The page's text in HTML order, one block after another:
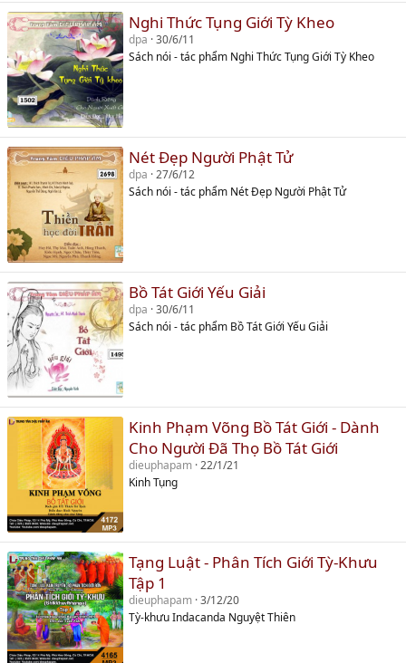
Nghi Thức Tụng Giới Tỳ Kheo
dpa 30/6/11
Sách nói - tác phẩm Nghi Thức Tụng Giới Tỳ Kheo
Nét Đẹp Người Phật Tử
dpa 27/6/12
Sách nói - tác phẩm Nét Đẹp Người Phật Tử
Bồ Tát Giới Yếu Giải
dpa 30/6/11
Sách nói - tác phẩm Bồ Tát Giới Yếu Giải
Kinh Phạm Võng Bồ Tát Giới - Dành
Cho Người Đã Thọ Bồ Tát Giới
dieuphapam 22/1/21
Kinh Tụng
Tạng Luật - Phân Tích Giới Tỳ-Khưu
Tập 1
dieuphapam 3/12/20
Tỳ-khưu Indacanda Nguyệt Thiên